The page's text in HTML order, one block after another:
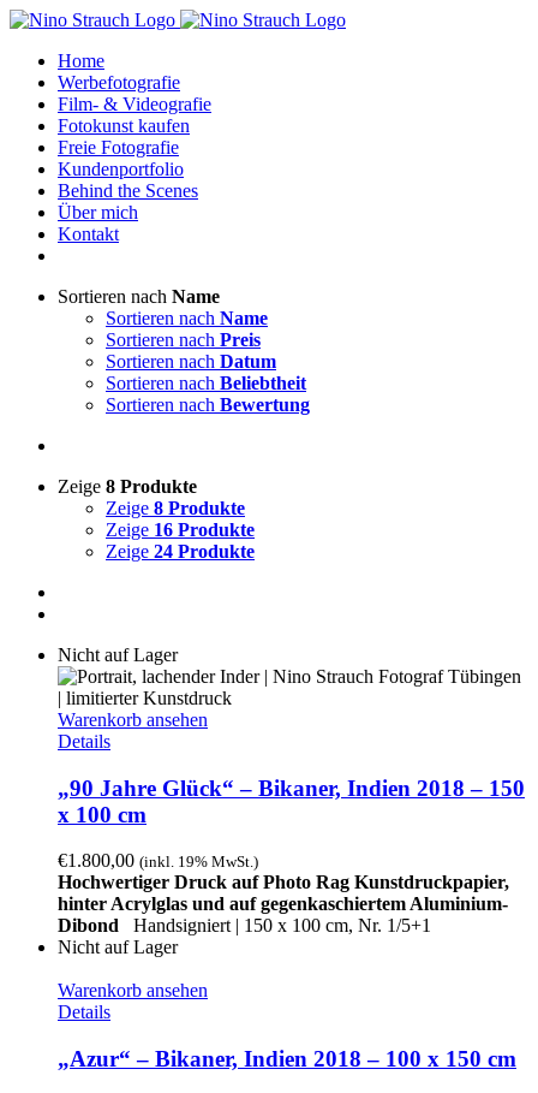
Zum
springenHome
Werbefotografie
Film- & Videografie
Fotokunst kaufen
Freie Fotografie
Kundenportfolio
Behind the Scenes
Über mich
Kontakt
Sortieren nach Name
Sortieren nach Name
Sortieren nach Preis
Sortieren nach Datum
Sortieren nach Beliebtheit
Sortieren nach Bewertung
Zeige 8 Produkte
Zeige 8 Produkte
Zeige 16 Produkte
Zeige 24 Produkte
Nicht auf Lager
Warenkorb ansehen
Details
„90 Jahre Glück“ – Bikaner, Indien 2018 – 150
x 100 cm
€1.800,00 (inkl. 19% MwSt.)
Hochwertiger Druck auf Photo Rag Kunstdruckpapier,
hinter Acrylglas und auf gegenkaschiertem Aluminium-
Dibond Handsigniert | 150 x 100 cm, Nr. 1/5+1
Nicht auf Lager
Warenkorb ansehen
Details
„Azur“ – Bikaner, Indien 2018 – 100 x 150 cm